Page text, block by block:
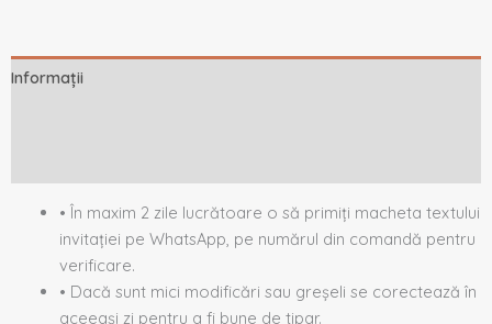
Informații
• În maxim 2 zile lucrătoare o să primiți macheta textului
invitației pe WhatsApp, pe numărul din comandă pentru
verificare.
• Dacă sunt mici modificări sau greșeli se corectează în
aceeași zi pentru a fi bune de tipar.